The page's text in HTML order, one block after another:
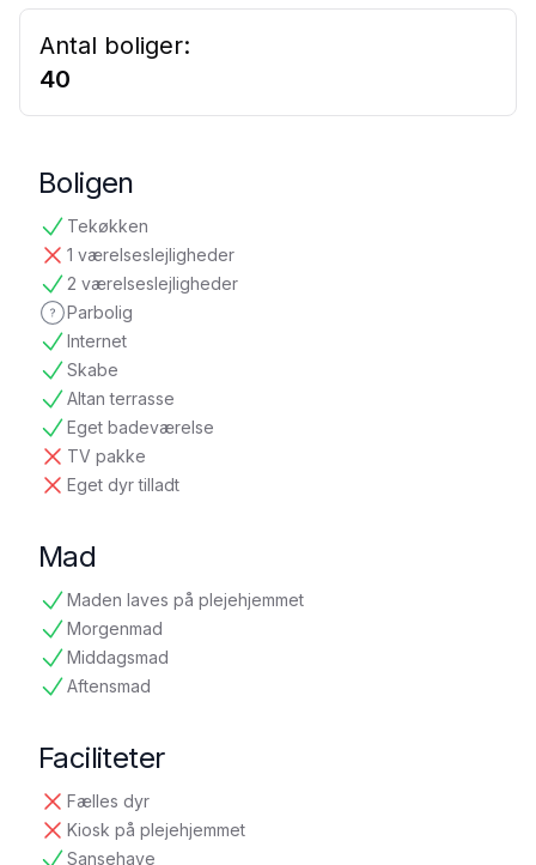
Antal boliger:
40
Boligen
Tekøkken
tilgængelig
1 værelseslejligheder
ikke tilgængelig
2 værelseslejligheder
tilgængelig
Parbolig
ikke oplyst
Internet
tilgængelig
Skabe
tilgængelig
Altan terrasse
tilgængelig
Eget badeværelse
tilgængelig
TV pakke
ikke tilgængelig
Eget dyr tilladt
ikke tilgængelig
Mad
Maden laves på plejehjemmet
tilgængelig
Morgenmad
tilgængelig
Middagsmad
tilgængelig
Aftensmad
tilgængelig
Faciliteter
Fælles dyr
ikke tilgængelig
Kiosk på plejehjemmet
ikke tilgængelig
Sansehave